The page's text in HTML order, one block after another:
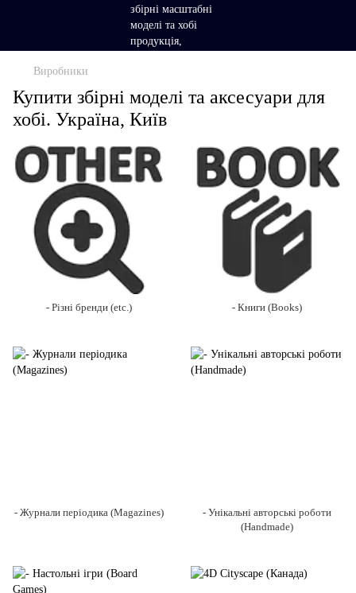
Виробники
Купити збірні моделі та аксесуари для
хобі. Україна, Київ
- Різні бренди (etc.) - Книги (Books)
- Журнали періодика (Magazines)
- Унікальні авторські роботи
(Handmade)